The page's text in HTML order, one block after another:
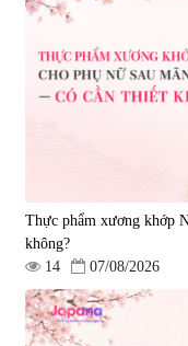
Super Glucosamine DX
|456
980.000 đ
Thực phẩm xương khớp
không?
14
07/08/2026